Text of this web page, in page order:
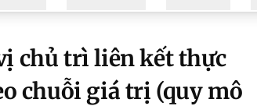
chủ trì liên kết thực
chuỗi giá trị (quy mô